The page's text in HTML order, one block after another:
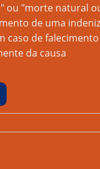
ou "morte natural
de uma
caso de
da causa